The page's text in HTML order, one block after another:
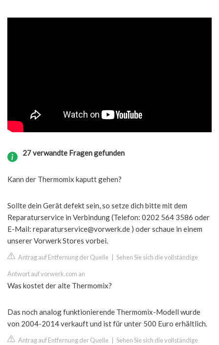
27 verwandte Fragen gefunden
Kann der Thermomix kaputt gehen?
Sollte dein Gerät defekt sein, so setze dich bitte mit dem
Reparaturservice in Verbindung (Telefon: 0202 564 3586 oder
E-Mail: reparaturservice@vorwerk.de ) oder schaue in einem
unserer Vorwerk Stores vorbei.
Antrag auf Entfernung der Quelle Sehen Sie sich die vollständige
Antwort auf vorwerk.com an
Was kostet der alte Thermomix?
Das noch analog funktionierende Thermomix-Modell wurde
von 2004-2014 verkauft und ist für unter 500 Euro erhältlich.
Antrag auf Entfernung der Quelle Sehen Sie sich die vollständige